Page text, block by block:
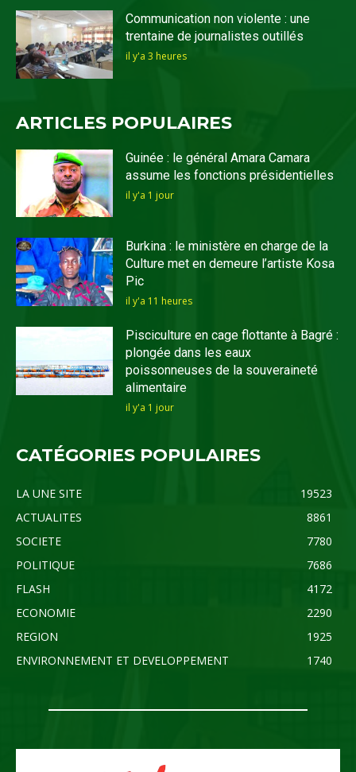
Communication non violente : une
trentaine de journalistes outillés
il y'a 3 heures
ARTICLES POPULAIRES
Guinée : le général Amara Camara
assume les fonctions présidentielles
il y'a 1 jour
Burkina : le ministère en charge de la
Culture met en demeure l’artiste Kosa
Pic
il y'a 11 heures
Pisciculture en cage flottante à Bagré :
plongée dans les eaux
poissonneuses de la souveraineté
alimentaire
il y'a 1 jour
CATÉGORIES POPULAIRES
LA UNE SITE
19523
ACTUALITES
8861
SOCIETE
7780
POLITIQUE
7686
FLASH
4172
ECONOMIE
2290
REGION
1925
ENVIRONNEMENT ET DEVELOPPEMENT
1740